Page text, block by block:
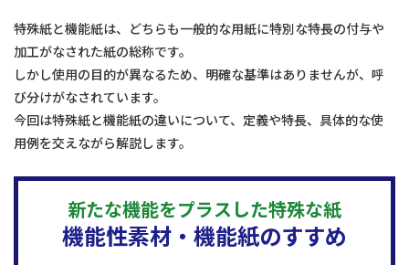
特殊紙と機能紙は、どちらも一般的な用紙に特別な特長の付与や
加工がなされた紙の総称です。
しかし使用の目的が異なるため、明確な基準はありませんが、呼
び分けがなされています。
今回は特殊紙と機能紙の違いについて、定義や特長、具体的な使
用例を交えながら解説します。
新たな機能をプラスした特殊な紙
機能性素材・機能紙のすすめ